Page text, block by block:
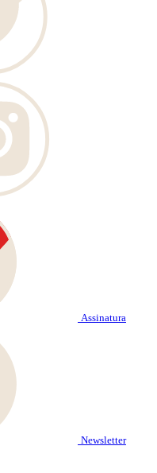
Assinatura
Newsletter